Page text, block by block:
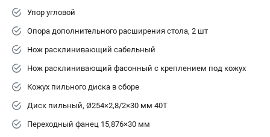
Упор угловой
Опора дополнительного расширения стола, 2 шт
Нож расклинивающий сабельный
Нож расклинивающий фасонный с креплением под кожух
Кожух пильного диска в сборе
Диск пильный, Ø254×2,8/2×30 мм 40Т
Переходный фанец 15,876×30 мм